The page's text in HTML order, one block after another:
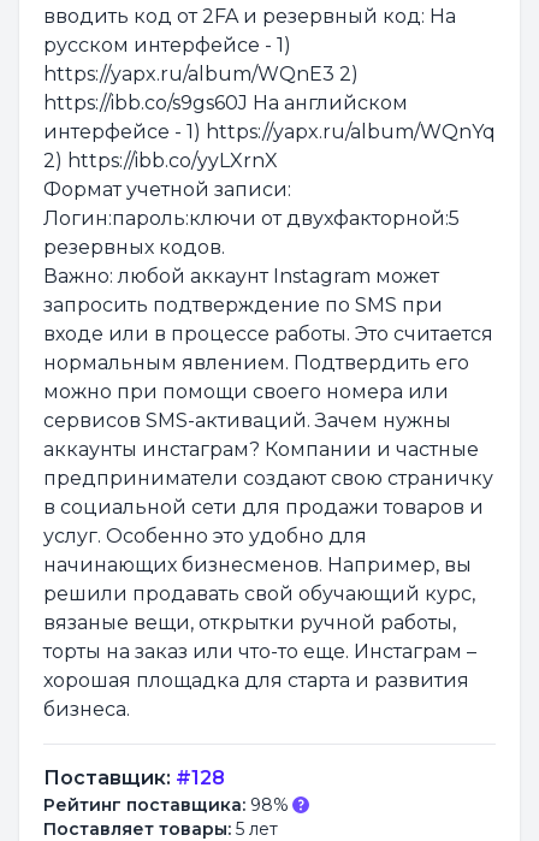
вводить код от 2FA и резервный код: На
русском интерфейсе - 1)
https://yapx.ru/album/WQnE3 2)
https://ibb.co/s9gs60J На английском
интерфейсе - 1) https://yapx.ru/album/WQnYq
2) https://ibb.co/yyLXrnX
Формат учетной записи:
Логин:пароль:ключи от двухфакторной:5
резервных кодов.
Важно: любой аккаунт Instagram может
запросить подтверждение по SMS при
входе или в процессе работы. Это считается
нормальным явлением. Подтвердить его
можно при помощи своего номера или
сервисов SMS-активаций. Зачем нужны
аккаунты инстаграм? Компании и частные
предприниматели создают свою страничку
в социальной сети для продажи товаров и
услуг. Особенно это удобно для
начинающих бизнесменов. Например, вы
решили продавать свой обучающий курс,
вязаные вещи, открытки ручной работы,
торты на заказ или что-то еще. Инстаграм –
хорошая площадка для старта и развития
бизнеса.
Поставщик: #128
Рейтинг поставщика: 98%
Поставляет товары: 5 лет